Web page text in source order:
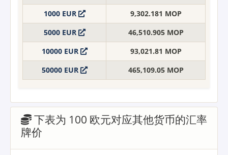
1000 EUR
9,302.181 MOP
5000 EUR
46,510.905 MOP
10000 EUR
93,021.81 MOP
50000 EUR
465,109.05 MOP
下表为 100 欧元对应其他货币的汇率
牌价